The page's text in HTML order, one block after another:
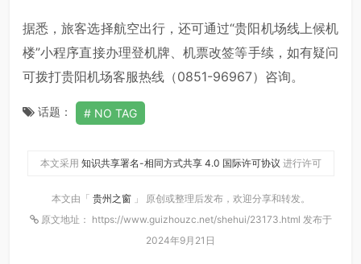
据悉，旅客选择航空出行，还可通过“贵阳机场线上候机
楼”小程序直接办理登机牌、机票改签等手续，如有疑问
可拨打贵阳机场客服热线（0851-96967）咨询。
话题： NO TAG
本文采用 知识共享署名-相同方式共享 4.0 国际许可协议 进行许可
本文由「 贵州之窗 」 原创或整理后发布，欢迎分享和转发。
原文地址： https://www.guizhouzc.net/shehui/23173.html 发布于
2024年9月21日